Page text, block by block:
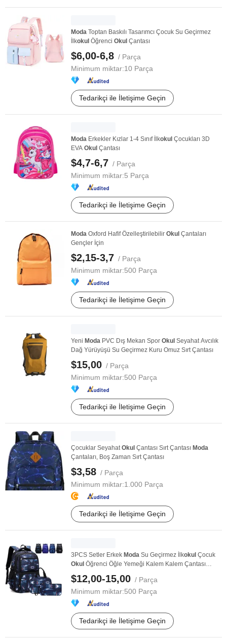
Moda Toptan Baskılı Tasarımcı Çocuk Su Geçirmez
İlkokul Öğrenci Okul Çantası
$6,00-6,8 / Parça
Minimum miktar:10 Parça
Tedarikçi ile İletişime Geçin
Moda Erkekler Kızlar 1-4 Sınıf İlkokul Çocukları 3D
EVA Okul Çantası
$4,7-6,7 / Parça
Minimum miktar:5 Parça
Tedarikçi ile İletişime Geçin
Moda Oxford Hafif Özelleştirilebilir Okul Çantaları
Gençler İçin
$2,15-3,7 / Parça
Minimum miktar:500 Parça
Tedarikçi ile İletişime Geçin
Yeni Moda PVC Dış Mekan Spor Okul Seyahat Avcılık
Dağ Yürüyüşü Su Geçirmez Kuru Omuz Sırt Çantası
$15,00 / Parça
Minimum miktar:500 Parça
Tedarikçi ile İletişime Geçin
Çocuklar SeyahatOkul Çantası Sırt Çantası Moda
Çantaları, Boş Zaman Sırt Çantası
$3,58 / Parça
Minimum miktar:1.000 Parça
Tedarikçi ile İletişime Geçin
3PCS Setler Erkek Moda Su Geçirmez İlkokul Çocuk
Okul Öğrenci Öğle Yemeği Kalem Kalem Çantası
Paket ...
$12,00-15,00 / Parça
Minimum miktar:500 Parça
Tedarikçi ile İletişime Geçin